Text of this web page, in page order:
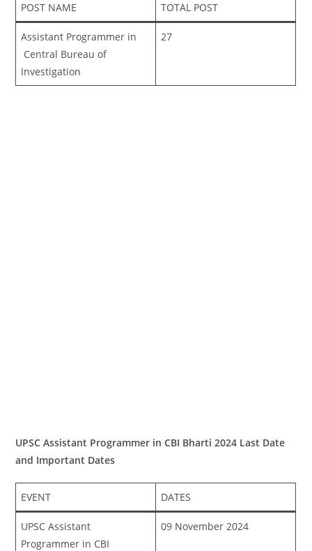
POST NAME TOTAL POST
Assistant Programmer in
Central Bureau of
Investigation
27
UPSC Assistant Programmer in CBI Bharti 2024 Last Date
and Important Dates
EVENT DATES
UPSC Assistant
Programmer in CBI
09 November 2024